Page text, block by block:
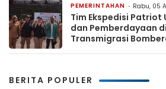
PEMERINTAHAN Rabu, 05
Tim Ekspedisi Patriot
dan Pemberdayaan
Transmigrasi
BERITA POPULER